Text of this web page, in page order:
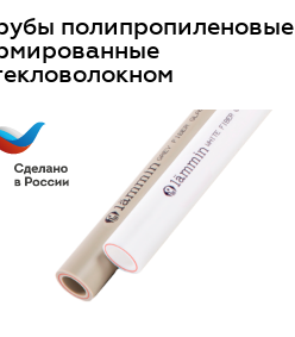
полипропиленовые